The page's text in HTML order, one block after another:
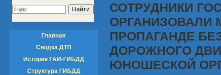
Главная
Сводка ДТП
История ГАИ-ГИБДД
Структура ГИБДД
СОТРУДНИКИ
ОРГАНИЗОВАЛИ
ПРОПАГАНДЕ
ДОРОЖНОГО
ЮНОШЕСКОЙ